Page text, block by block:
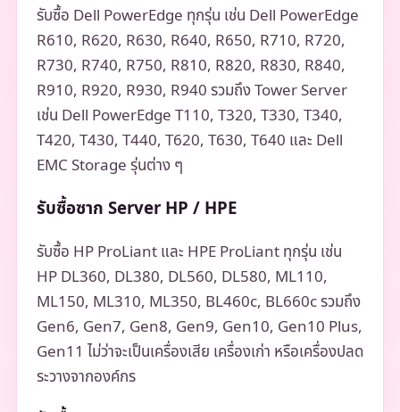
รับซื้อ Dell PowerEdge ทุกรุ่น เช่น Dell PowerEdge
R610, R620, R630, R640, R650, R710, R720,
R730, R740, R750, R810, R820, R830, R840,
R910, R920, R930, R940 รวมถึง Tower Server
เช่น Dell PowerEdge T110, T320, T330, T340,
T420, T430, T440, T620, T630, T640 และ Dell
EMC Storage รุ่นต่าง ๆ
รับซื้อซาก Server HP / HPE
รับซื้อ HP ProLiant และ HPE ProLiant ทุกรุ่น เช่น
HP DL360, DL380, DL560, DL580, ML110,
ML150, ML310, ML350, BL460c, BL660c รวมถึง
Gen6, Gen7, Gen8, Gen9, Gen10, Gen10 Plus,
Gen11 ไม่ว่าจะเป็นเครื่องเสีย เครื่องเก่า หรือเครื่องปลด
ระวางจากองค์กร